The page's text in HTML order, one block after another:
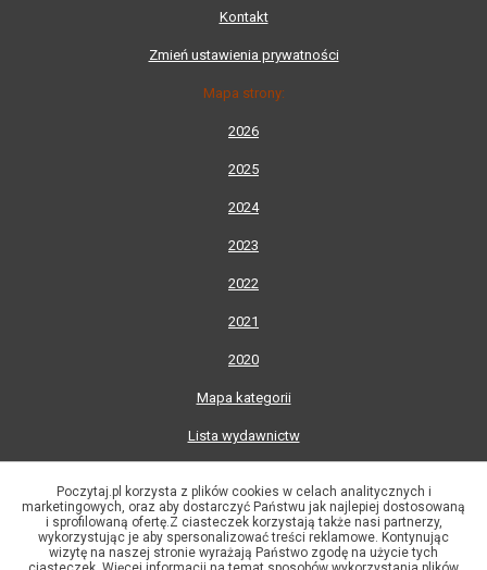
Kontakt
Zmień ustawienia prywatności
Mapa strony:
2026
2025
2024
2023
2022
2021
2020
Mapa kategorii
Lista wydawnictw
© 2002-2026 Księgarnia Internetowa Poczytaj.pl
"Dante" R. Gorączko, J. Kozłowski
ul. Ojcowska 1, 31-344 Kraków
Poczytaj.pl korzysta z plików cookies w celach analitycznych i
marketingowych, oraz aby dostarczyć Państwu jak najlepiej dostosowaną
i sprofilowaną ofertę.Z ciasteczek korzystają także nasi partnerzy,
wykorzystując je aby spersonalizować treści reklamowe. Kontynując
wizytę na naszej stronie wyrażają Państwo zgodę na użycie tych